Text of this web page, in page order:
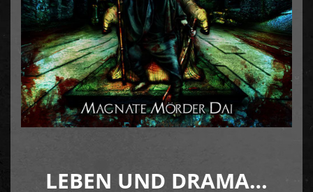
LEBEN UND DRAMA…